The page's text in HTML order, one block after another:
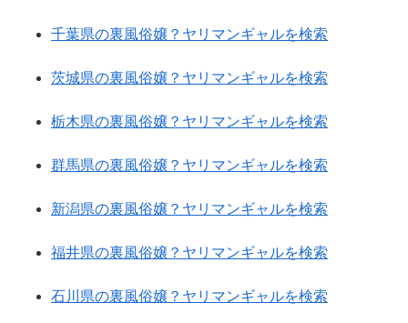
千葉県の裏風俗嬢？ヤリマンギャルを検索
茨城県の裏風俗嬢？ヤリマンギャルを検索
栃木県の裏風俗嬢？ヤリマンギャルを検索
群馬県の裏風俗嬢？ヤリマンギャルを検索
新潟県の裏風俗嬢？ヤリマンギャルを検索
福井県の裏風俗嬢？ヤリマンギャルを検索
石川県の裏風俗嬢？ヤリマンギャルを検索